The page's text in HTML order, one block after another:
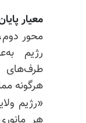
معیار
محور
رژیم
طرف‌های
هرگونه
«رژیم